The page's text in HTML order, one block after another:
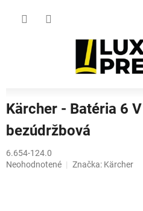
Kärcher - Batéria 6
bezúdržbová
6.654-124.0
Priemerné
Neohodnotené Značka: Kärcher